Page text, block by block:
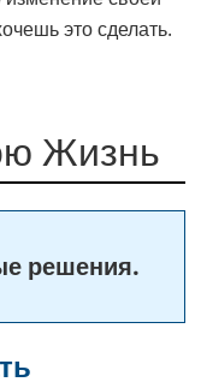
это сделать.
Жизнь
решения.